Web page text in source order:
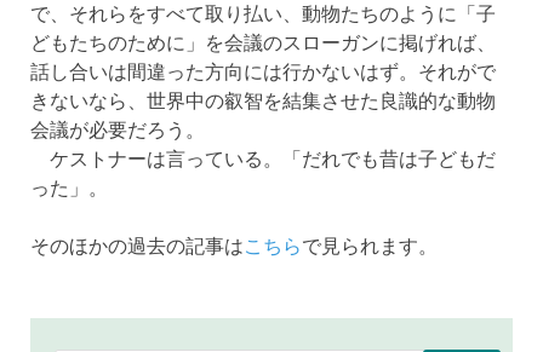
で、それらをすべて取り払い、動物たちのように「子
どもたちのために」を会議のスローガンに掲げれば、
話し合いは間違った方向には行かないはず。それがで
きないなら、世界中の叡智を結集させた良識的な動物
会議が必要だろう。
ケストナーは言っている。「だれでも昔は子どもだ
った」。
そのほかの過去の記事はこちらで見られます。